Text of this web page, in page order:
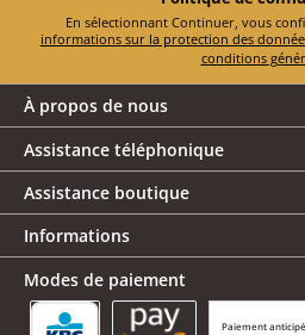
informations sur la protection des
conditions
À propos de nous
Assistance téléphonique
Assistance boutique
Informations
Modes de paiement
Paiement anticipé